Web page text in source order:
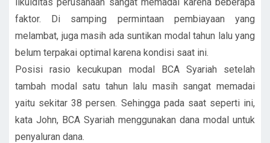
faktor. Di samping permintaan pembiayaan yang
melambat, juga masih ada suntikan modal tahun lalu yang
belum terpakai optimal karena kondisi saat ini.
Posisi rasio kecukupan modal BCA Syariah setelah
tambah modal satu tahun lalu masih sangat memadai
yaitu sekitar 38 persen. Sehingga pada saat seperti ini,
kata John, BCA Syariah menggunakan dana modal untuk
penyaluran dana.